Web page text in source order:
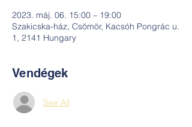
2023. máj. 06. 15:00 – 19:00
Szakicska-ház, Csömör, Kacsóh Pongrác u.
1, 2141 Hungary
Vendégek
See All